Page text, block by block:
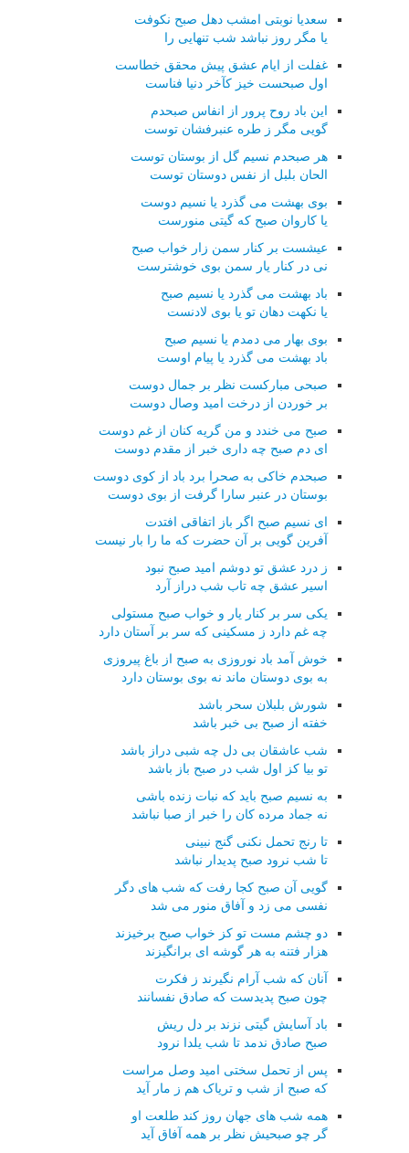
سعدیا نوبتی امشب دهل صبح نکوفت
یا مگر روز نباشد شب تنهایی را
غفلت از ایام عشق پیش محقق خطاست
اول صبحست خیز کآخر دنیا فناست
این باد روح پرور از انفاس صبحدم
گویی مگر ز طره عنبرفشان توست
هر صبحدم نسیم گل از بوستان توست
الحان بلبل از نفس دوستان توست
بوی بهشت می گذرد یا نسیم دوست
یا کاروان صبح که گیتی منورست
عیشست بر کنار سمن زار خواب صبح
نی در کنار یار سمن بوی خوشترست
باد بهشت می گذرد یا نسیم صبح
یا نکهت دهان تو یا بوی لادنست
بوی بهار می دمدم یا نسیم صبح
باد بهشت می گذرد یا پیام اوست
صبحی مبارکست نظر بر جمال دوست
بر خوردن از درخت امید وصال دوست
صبح می خندد و من گریه کنان از غم دوست
ای دم صبح چه داری خبر از مقدم دوست
صبحدم خاکی به صحرا برد باد از کوی دوست
بوستان در عنبر سارا گرفت از بوی دوست
ای نسیم صبح اگر باز اتفاقی افتدت
آفرین گویی بر آن حضرت که ما را بار نیست
ز درد عشق تو دوشم امید صبح نبود
اسیر عشق چه تاب شب دراز آرد
یکی سر بر کنار یار و خواب صبح مستولی
چه غم دارد ز مسکینی که سر بر آستان دارد
خوش آمد باد نوروزی به صبح از باغ پیروزی
به بوی دوستان ماند نه بوی بوستان دارد
شورش بلبلان سحر باشد
خفته از صبح بی خبر باشد
شب عاشقان بی دل چه شبی دراز باشد
تو بیا کز اول شب در صبح باز باشد
به نسیم صبح باید که نبات زنده باشی
نه جماد مرده کان را خبر از صبا نباشد
تا رنج تحمل نکنی گنج نبینی
تا شب نرود صبح پدیدار نباشد
گویی آن صبح کجا رفت که شب های دگر
نفسی می زد و آفاق منور می شد
دو چشم مست تو کز خواب صبح برخیزند
هزار فتنه به هر گوشه ای برانگیزند
آنان که شب آرام نگیرند ز فکرت
چون صبح پدیدست که صادق نفسانند
باد آسایش گیتی نزند بر دل ریش
صبح صادق ندمد تا شب یلدا نرود
پس از تحمل سختی امید وصل مراست
که صبح از شب و تریاک هم ز مار آید
همه شب های جهان روز کند طلعت او
گر چو صبحیش نظر بر همه آفاق آید